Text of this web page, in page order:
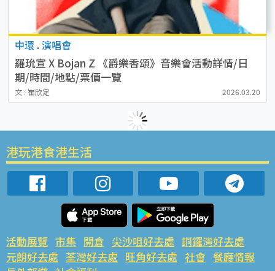
中環 . 演唱會
羅玧宣 X Bojan Z 《爵樂香頌》音樂會活動詳情/日
期/時間/地點/票價一覽
文 : 崔欣定 2026.03.20
港玩港食港生活
活動展覽 市集 開倉 尖沙咀好去處 銅鑼灣好去處
元朗好去處 荃灣好去處 旺角好去處 社會 餐廳情報